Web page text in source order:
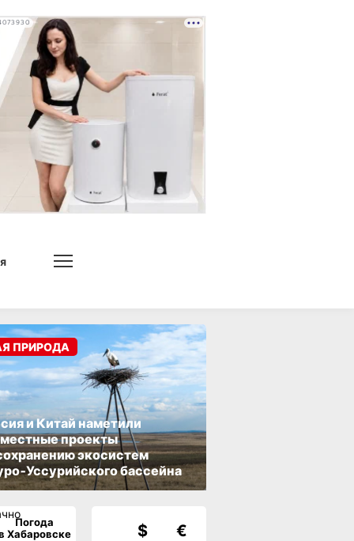
и Китай наметили
проекты
экосистем
бассейна
ПРИРОДА
Погода
Хабаровске
$ €